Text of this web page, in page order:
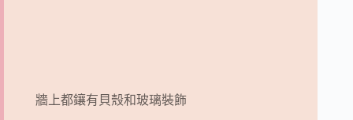
牆上都鑲有貝殼和玻璃裝飾